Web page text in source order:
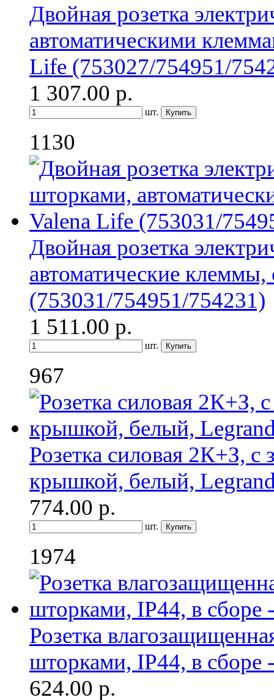
Двойная розетка
автоматическими
Life (753027/754951/
1 307.00 р.
шт.
1130
Двойная розетка
автоматические
(753031/754951/754231)
1 511.00 р.
шт.
967
Розетка силовая 2К+З,
крышкой, белый,
774.00 р.
шт.
1974
Розетка
шторками, IP44, в сборе
624.00 р.